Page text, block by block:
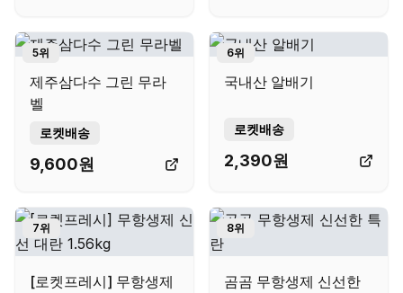
5위
제주삼다수 그린 무라
벨
로켓배송
9,600원
6위
국내산 알배기
로켓배송
2,390원
7위
[로켓프레시] 무항생제
8위
곰곰 무항생제 신선한